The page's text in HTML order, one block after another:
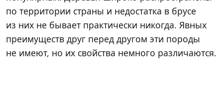
по территории страны и недостатка в брусе
из них не бывает практически никогда. Явных
преимуществ друг перед другом эти породы
не имеют, но их свойства немного различаются.